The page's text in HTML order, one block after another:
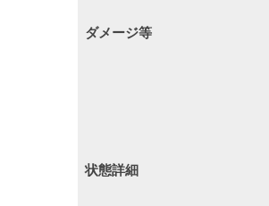
ダメージ等
状態詳細